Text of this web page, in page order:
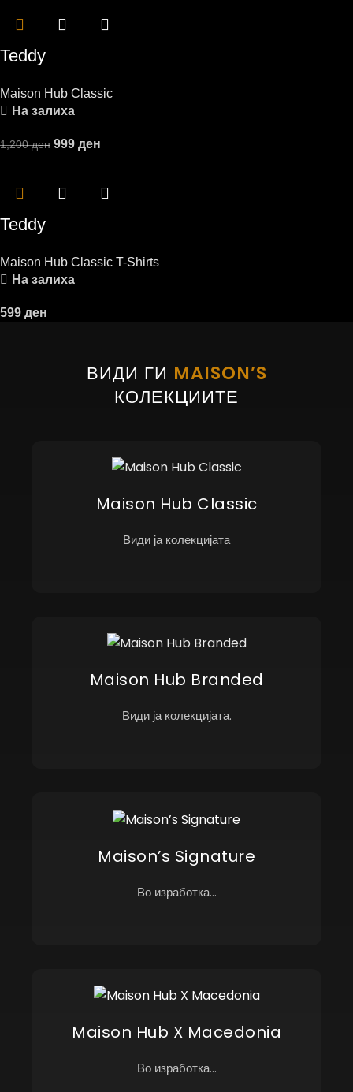
Teddy
Maison Hub Classic
На залиха
1,200ден 999 ден
Teddy
Maison Hub Classic T-Shirts
На залиха
599 ден
ВИДИ ГИ MAISON’S
КОЛЕКЦИИТЕ
Maison Hub Classic
Види ја колекцијата
Maison Hub Branded
Види ја колекцијата.
Maison’s Signature
Во изработка...
Maison Hub X Macedonia
Во изработка...